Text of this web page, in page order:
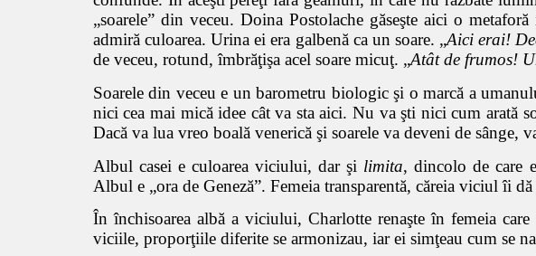
„soarele” din veceu. Doina Postolache găseşte aici o
admiră culoarea. Urina ei era galbenă ca un soare. „Aici erai!
de veceu, rotund, îmbrăţişa acel soare micuţ. „Atât de frumos!
Soarele din veceu e un barometru biologic şi o marcă a
nici cea mai mică idee cât va sta aici. Nu va şti nici cum arată
Dacă va lua vreo boală venerică şi soarele va deveni de sânge,
Albul casei e culoarea viciului, dar şi limita, dincolo de care
Albul e „ora de Geneză”. Femeia transparentă, căreia viciul îi
În închisoarea albă a viciului, Charlotte renaşte în femeia
viciile, proporţiile diferite se armonizau, iar ei simţeau cum se